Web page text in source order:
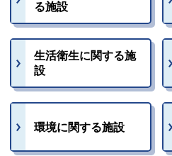
る施設
生活衛生に関する施
設
環境に関する施設